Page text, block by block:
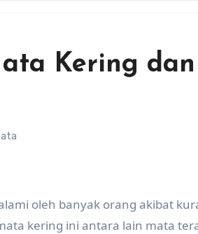
Kering
oleh banyak orang akibat
kering ini antara lain mata